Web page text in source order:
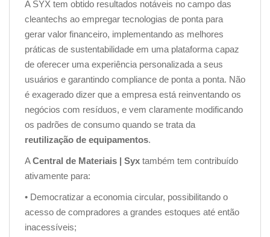
A SYX tem obtido resultados notáveis no campo das
cleantechs ao empregar tecnologias de ponta para
gerar valor financeiro, implementando as melhores
práticas de sustentabilidade em uma plataforma capaz
de oferecer uma experiência personalizada a seus
usuários e garantindo compliance de ponta a ponta. Não
é exagerado dizer que a empresa está reinventando os
negócios com resíduos, e vem claramente modificando
os padrões de consumo quando se trata da
reutilização de equipamentos.
ACentral de Materiais | Syx também tem contribuído
ativamente para:
• Democratizar a economia circular, possibilitando o
acesso de compradores a grandes estoques até então
inacessíveis;